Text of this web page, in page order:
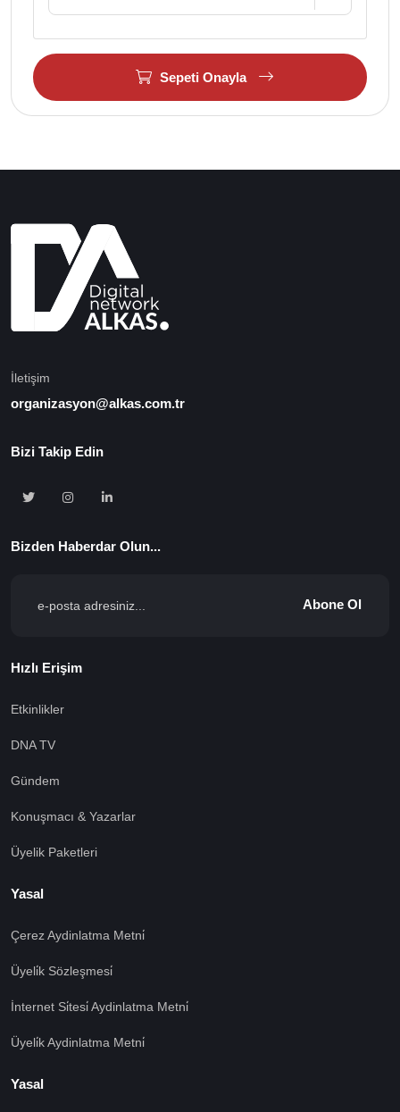
Sepeti Onayla
İletişim
organizasyon@alkas.com.tr
Bizi Takip Edin
Bizden Haberdar Olun...
Abone Ol
Hızlı Erişim
Etkinlikler
DNA TV
Gündem
Konuşmacı & Yazarlar
Üyelik Paketleri
Yasal
Çerez Aydinlatma Metni̇
Üyeli̇k Sözleşmesi̇
İnternet Si̇tesi̇ Aydinlatma Metni̇
Üyeli̇k Aydinlatma Metni̇
Yasal